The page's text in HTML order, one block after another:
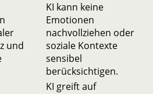
und
KI kann keine
Emotionen
nachvollziehen oder
soziale Kontexte
sensibel
berücksichtigen.
KI greift auf